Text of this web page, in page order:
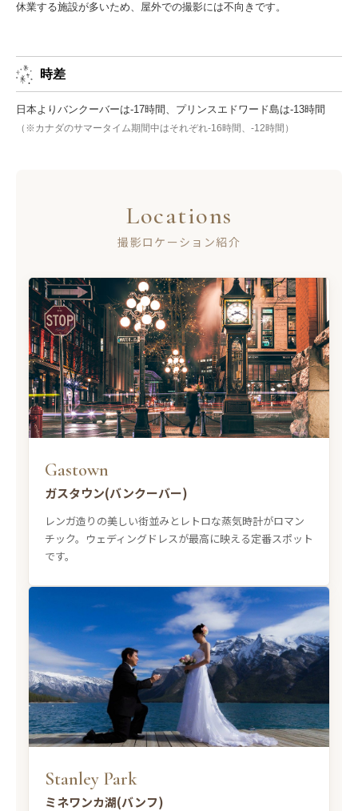
休業する施設が多いため、屋外での撮影には不向きです。
時差
日本よりバンクーバーは-17時間、プリンスエドワード島は-13時間
（※カナダのサマータイム期間中はそれぞれ-16時間、-12時間）
Locations
撮影ロケーション紹介
Gastown
ガスタウン(バンクーバー)
レンガ造りの美しい街並みとレトロな蒸気時計がロマン
チック。ウェディングドレスが最高に映える定番スポット
です。
Stanley Park
ミネワンカ湖(バンフ)